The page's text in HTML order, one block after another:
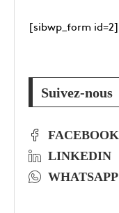
[sibwp_form id=2]
Suivez-nous
FACEBOOK
LINKEDIN
WHATSAPP